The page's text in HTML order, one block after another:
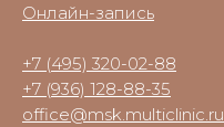
Онлайн-запись
+7 (495) 320-02-88
+7 (936) 128-88-35
office@msk.multiclinic.ru